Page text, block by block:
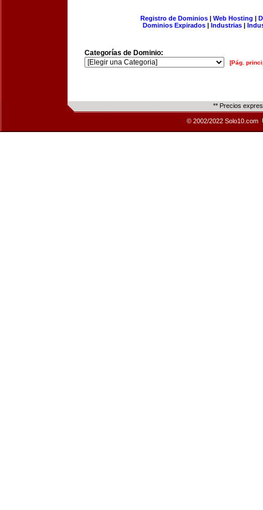
Registro de Dominios| Web Hosting |
Dominios Expirados | Industrias |
Categorías de Dominio:
[Pág.
** Precios
© 2002/2022 Solo10.com